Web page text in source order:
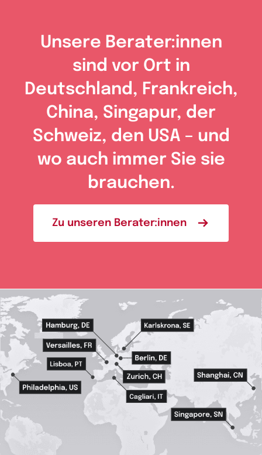
Unsere Berater:innen
sind vor Ort in
Deutschland, Frankreich,
China, Singapur, der
Schweiz, den USA – und
wo auch immer Sie sie
brauchen.
Zu unseren Berater:innen